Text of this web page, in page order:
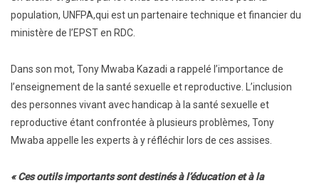
population, UNFPA,qui est un partenaire technique et financier du
ministère de l’EPST en RDC.
Dans son mot, Tony Mwaba Kazadi a rappelé l’importance de
l’enseignement de la santé sexuelle et reproductive. L’inclusion
des personnes vivant avec handicap à la santé sexuelle et
reproductive étant confrontée à plusieurs problèmes, Tony
Mwaba appelle les experts à y réfléchir lors de ces assises.
« Ces outils importants sont destinés à l’éducation et à la